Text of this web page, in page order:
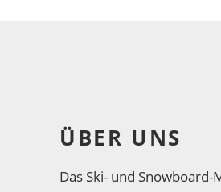
ÜBER UNS
Das Ski- und Snowboard-